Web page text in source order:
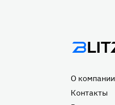
Подвал
О компании
Контакты